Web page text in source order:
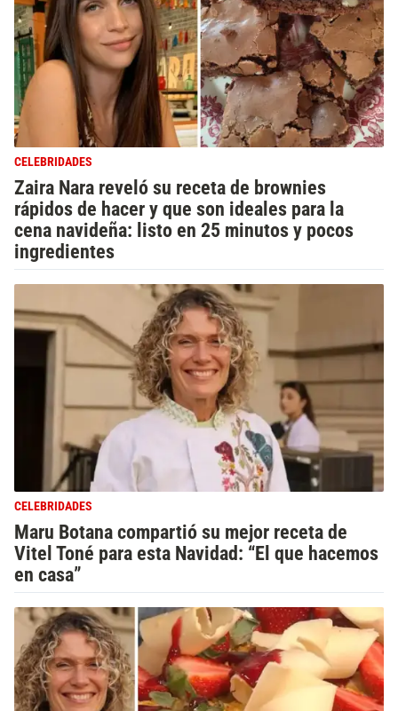
CELEBRIDADES
Zaira Nara reveló su receta de brownies
rápidos de hacer y que son ideales para la
cena navideña: listo en 25 minutos y pocos
ingredientes
CELEBRIDADES
Maru Botana compartió su mejor receta de
Vitel Toné para esta Navidad: “El que hacemos
en casa”